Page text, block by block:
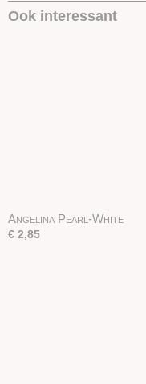
Ook interessant
Angelina Pearl-White
€ 2,85